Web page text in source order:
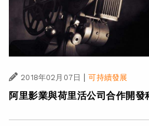
2018年02月07日 | 可持續發展
阿里影業與荷里活公司合作開發